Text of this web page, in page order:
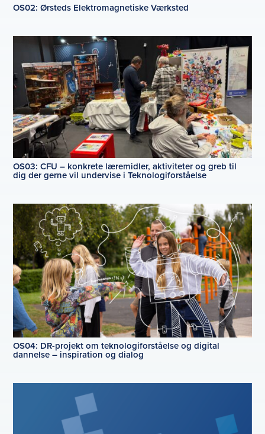
OS02: Ørsteds Elektromagnetiske Værksted
OS03: CFU – konkrete læremidler, aktiviteter og greb til
dig der gerne vil undervise i Teknologiforståelse
OS04: DR-projekt om teknologiforståelse og digital
dannelse – inspiration og dialog